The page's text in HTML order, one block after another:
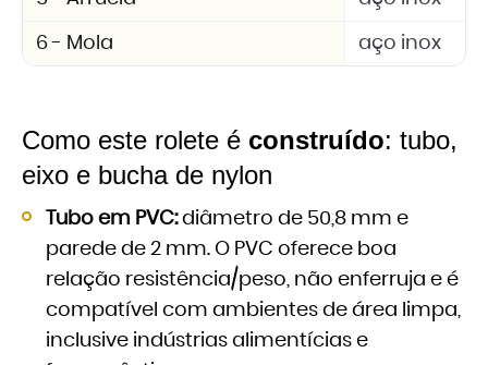
6 - Mola aço inox
Como este rolete é construído: tubo,
eixo e bucha de nylon
Tubo em PVC:diâmetro de 50,8 mm e
parede de 2 mm. O PVC oferece boa
relação resistência/peso, não enferruja e é
compatível com ambientes de área limpa,
inclusive indústrias alimentícias e